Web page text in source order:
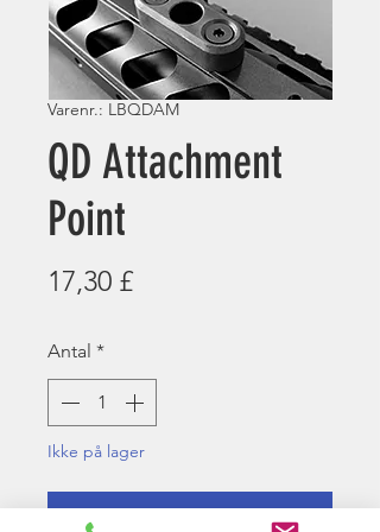
Varenr.: LBQDAM
QD Attachment
Point
17,30 £Pris
Antal *
Ikke på lager
Giv besked når det er på lager